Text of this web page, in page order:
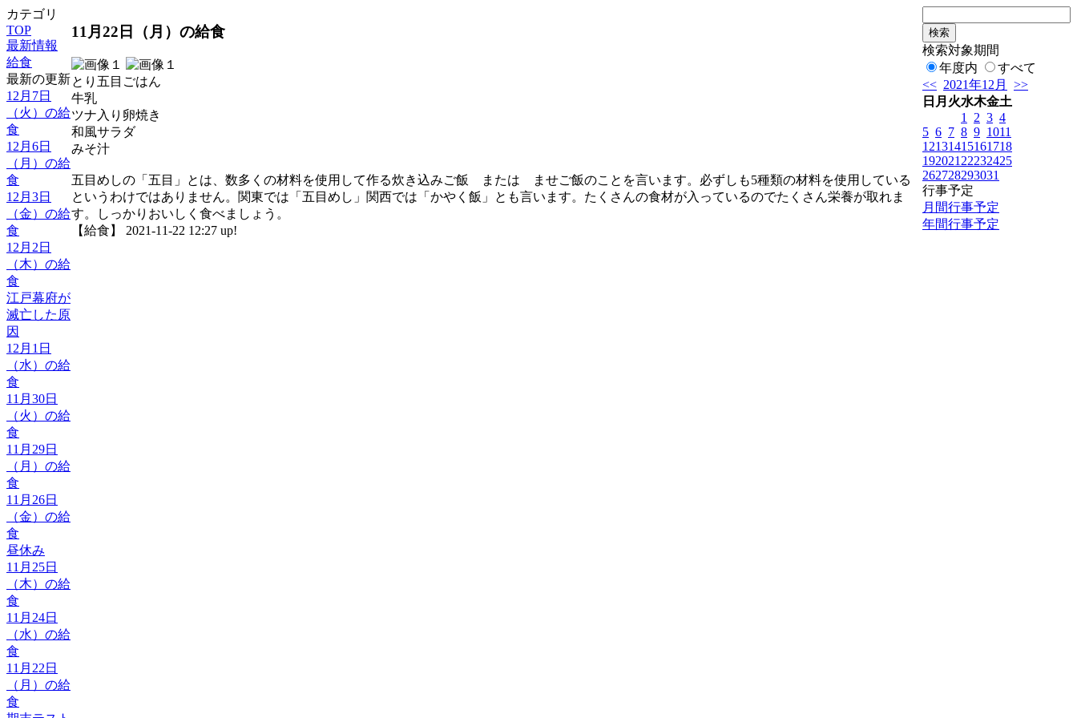
カテゴリ
TOP
最新情報
給食
最新の更新
12月7日
（火）の給
食
12月6日
（月）の給
食
12月3日
（金）の給
食
12月2日
（木）の給
食
江戸幕府が
滅亡した原
因
12月1日
（水）の給
食
11月30日
（火）の給
食
11月29日
（月）の給
食
11月26日
（金）の給
食
昼休み
11月25日
（木）の給
食
11月24日
（水）の給
食
11月22日
（月）の給
食
11月22日（月）の給食
とり五目ごはん
牛乳
ツナ入り卵焼き
和風サラダ
みそ汁
五目めしの「五目」とは、数多くの材料を使用して作る炊き込みご飯 または ませご飯のことを言います。必ずしも5種類の材料を使用している
というわけではありません。関東では「五目めし」関西では「かやく飯」とも言います。たくさんの食材が入っているのでたくさん栄養が取れま
す。しっかりおいしく食べましょう。
【給食】 2021-11-22 12:27 up!
検索対象期間
年度内
すべて
<< 2021年12月
>>
日 月 火水木金土
1
2 3 4
5 6 7 8 9 1011
12131415161718
192021 22232425
262728293031
行事予定
月間行事予定
年間行事予定